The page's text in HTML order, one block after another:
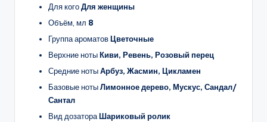
Для когоДля женщины
Объём, мл 8
Группа ароматовЦветочные
Верхние нотыКиви, Ревень, Розовый перец
Средние нотыАрбуз, Жасмин, Цикламен
Базовые нотыЛимонное дерево, Мускус, Сандал/
Сантал
Вид дозатораШариковый ролик